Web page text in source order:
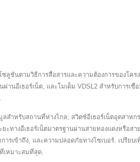
ลูชันตามวิธีการสื่อสารและความต้องการของโคร
านอีเธอร์เน็ต, และโมเด็ม VDSL2 สำหรับการเชื่
ลสำหรับสถานที่ห่างไกล; สวิตช์อีเธอร์เน็ตอุตสาห
ะทางอีเธอร์เน็ตมาตรฐานผ่านสายทองแดงหรือสา
เข้าถึง, และความปลอดภัยทางไซเบอร์. เปรียบ
หมาะสมที่สุด.